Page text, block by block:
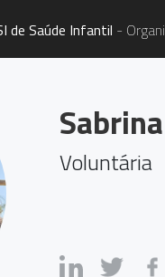
de Saúde Infantil -
Voluntária